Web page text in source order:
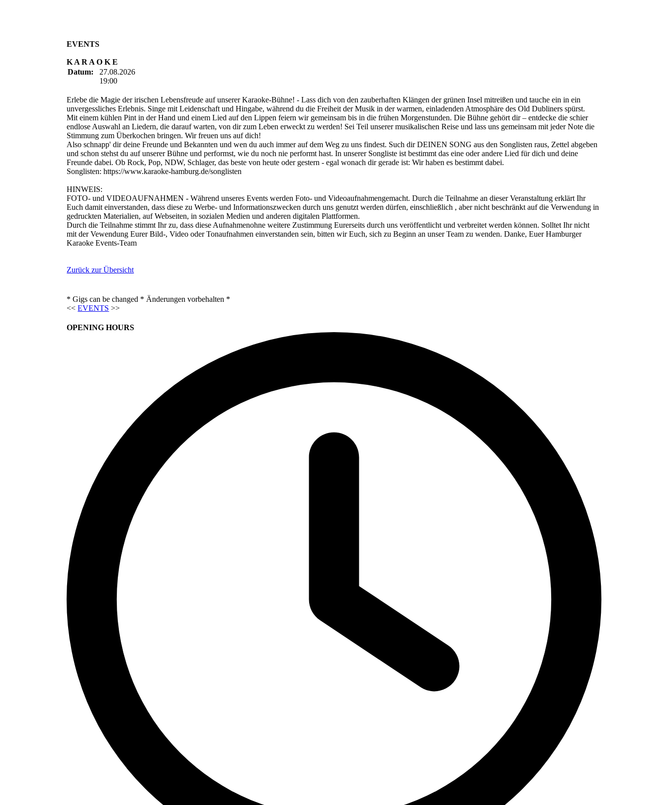
EVENTS
K A R A O K E
Datum:
27.08.2026
19:00
Erlebe die Magie der irischen Lebensfreude auf unserer Karaoke-Bühne! - Lass dich von den zauberhaften Klängen der grünen Insel mitreißen und tauche ein in ein
unvergessliches Erlebnis. Singe mit Leidenschaft und Hingabe, während du die Freiheit der Musik in der warmen, einladenden Atmosphäre des Old Dubliners spürst.
Mit einem kühlen Pint in der Hand und einem Lied auf den Lippen feiern wir gemeinsam bis in die frühen Morgenstunden. Die Bühne gehört dir – entdecke die schier
endlose Auswahl an Liedern, die darauf warten, von dir zum Leben erweckt zu werden! Sei Teil unserer musikalischen Reise und lass uns gemeinsam mit jeder Note die
Stimmung zum Überkochen bringen. Wir freuen uns auf dich!
Also schnapp' dir deine Freunde und Bekannten und wen du auch immer auf dem Weg zu uns findest. Such dir DEINEN SONG aus den Songlisten raus, Zettel abgeben
und schon stehst du auf unserer Bühne und performst, wie du noch nie performt hast. In unserer Songliste ist bestimmt das eine oder andere Lied für dich und deine
Freunde dabei. Ob Rock, Pop, NDW, Schlager, das beste von heute oder gestern - egal wonach dir gerade ist: Wir haben es bestimmt dabei.
Songlisten: https://www.karaoke-hamburg.de/songlisten
HINWEIS:
FOTO- und VIDEOAUFNAHMEN - Während unseres Events werden Foto- und Videoaufnahmengemacht. Durch die Teilnahme an dieser Veranstaltung erklärt Ihr
Euch damit einverstanden, dass diese zu Werbe- und Informationszwecken durch uns genutzt werden dürfen, einschließlich , aber nicht beschränkt auf die Verwendung in
gedruckten Materialien, auf Webseiten, in sozialen Medien und anderen digitalen Plattformen.
Durch die Teilnahme stimmt Ihr zu, dass diese Aufnahmenohne weitere Zustimmung Eurerseits durch uns veröffentlicht und verbreitet werden können. Solltet Ihr nicht
mit der Vewendung Eurer Bild-, Video oder Tonaufnahmen einverstanden sein, bitten wir Euch, sich zu Beginn an unser Team zu wenden. Danke, Euer Hamburger
Karaoke Events-Team
Zurück zur Übersicht
* Gigs can be changed * Änderungen vorbehalten *
<<EVENTS >>
OPENING HOURS